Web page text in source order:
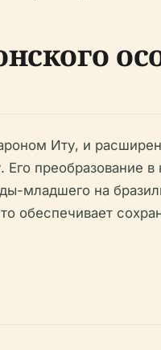
Иту, и
преобразование в
младшего на
обеспечивает